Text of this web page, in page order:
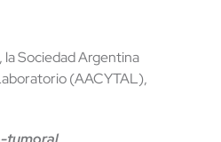
Sociedad Argentina
(AACYTAL),